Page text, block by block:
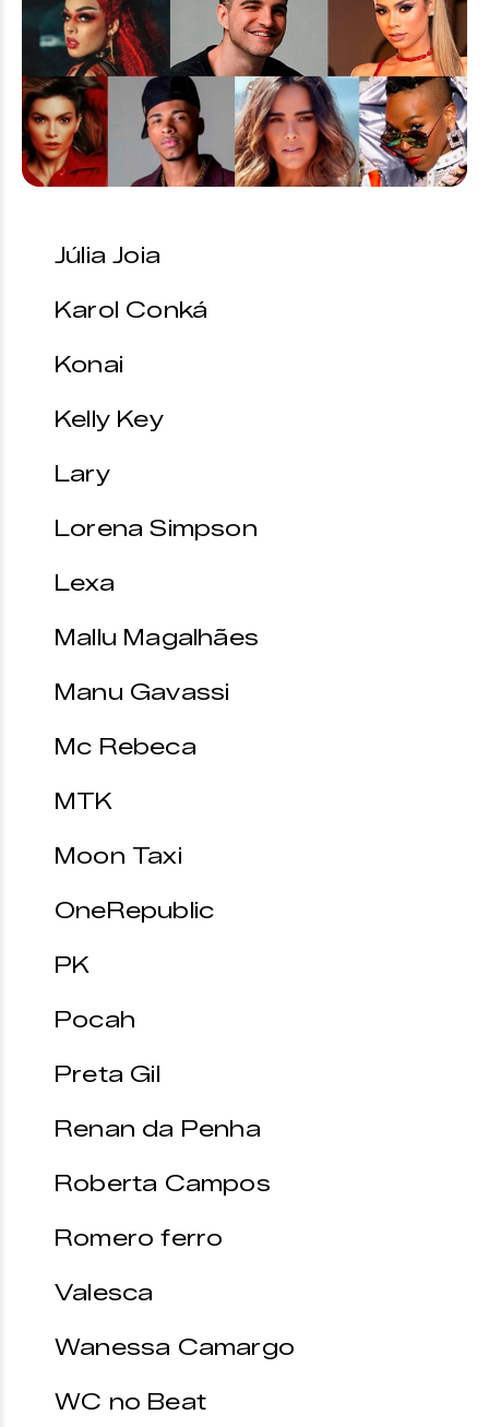
Júlia Joia
Karol Conká
Konai
Kelly Key
Lary
Lorena Simpson
Lexa
Mallu Magalhães
Manu Gavassi
Mc Rebeca
MTK
Moon Taxi
OneRepublic
PK
Pocah
Preta Gil
Renan da Penha
Roberta Campos
Romero ferro
Valesca
Wanessa Camargo
WC no Beat